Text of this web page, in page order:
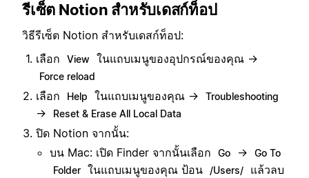
รีเซ็ต Notion สำหรับเดสก์ท็อป
วิธีรีเซ็ต Notion สำหรับเดสก์ท็อป:
เลือก
View ในแถบเมนูของอุปกรณ์ของคุณ →
Force reload
เลือก Help ในแถบเมนูของคุณ → Troubleshooting
→ Reset & Erase All Local Data
ปิด Notion จากนั้น:
บน Mac: เปิด Finder จากนั้นเลือก
Go →
Go To
Folder ในแถบเมนูของคุณ ป้อน /Users/
แล้วลบ